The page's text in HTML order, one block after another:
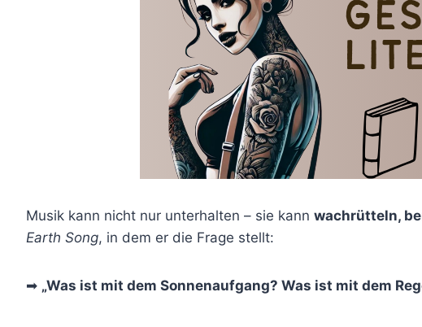
Musik kann nicht nur unterhalten – sie kann wachrütteln,
Earth Song, in dem er die Frage stellt:
➡ „Was ist mit dem Sonnenaufgang? Was ist mit dem